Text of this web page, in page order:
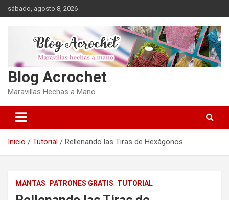
Saltar
al
sábado, agosto 8, 2026
Blog Acrochet
Maravillas Hechas a Mano…
Inicio Tutorial Rellenando las Tiras de Hexágonos
MANTAS PATRONES GRATIS TUTORIAL